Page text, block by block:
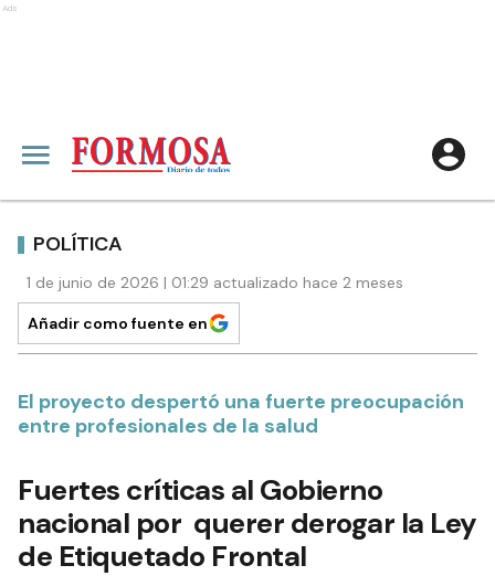
Ads
POLÍTICA
1 de junio de 2026 | 01:29 actualizado hace 2 meses
Añadir como fuente en
El proyecto despertó una fuerte preocupación
entre profesionales de la salud
Fuertes críticas al Gobierno
nacional por querer derogar la Ley
de Etiquetado Frontal